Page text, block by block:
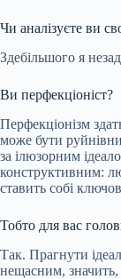
Чи аналізуєте ви
Здебільшого я
Ви перфекціоніст?
Перфекціонізм
може бути
за ілюзорним
конструктивним:
ставить собі
Тобто для вас
Так. Прагнути
нещасним,